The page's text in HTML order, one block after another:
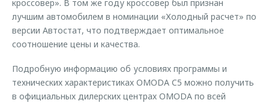
кроссовер». В том же году кроссовер был признан
лучшим автомобилем в номинации «Холодный расчет» по
версии Автостат, что подтверждает оптимальное
соотношение цены и качества.
Подробную информацию об условиях программы и
технических характеристиках OMODA C5 можно получить
в официальных дилерских центрах OMODA по всей